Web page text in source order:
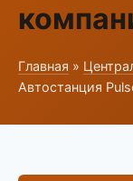
Главная »
Автостанция